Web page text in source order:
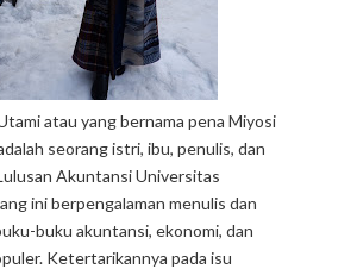
atau yang bernama pena Miyosi
seorang istri, ibu, penulis, dan
Akuntansi Universitas
ini berpengalaman menulis dan
buku akuntansi, ekonomi, dan
Ketertarikannya pada isu